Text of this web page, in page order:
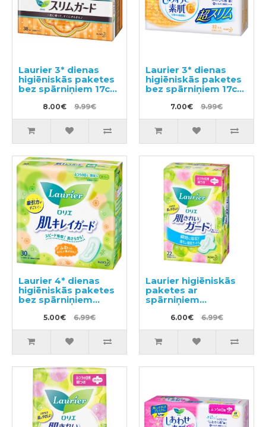
Laurier 3* dienas
higiēniskās paketes
bez spārniņiem 17cm
8.00€ 9.99€
Laurier 3* dienas
higiēniskās paketes
bez spārniņiem 17cm
7.00€ 9.99€
Laurier 4* dienas
higiēniskās paketes
bez spārniņiem
20,5cm 30gab
5.00€ 6.99€
Laurier higiēniskās
paketes ar
spārniņiem
mēreniem
izdalījumiem 20,5cm
22gab
6.00€ 6.99€